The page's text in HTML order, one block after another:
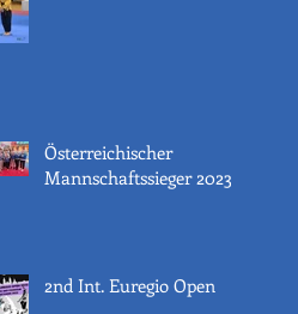
Österreichischer
Mannschaftssieger 2023
2nd Int. Euregio Open